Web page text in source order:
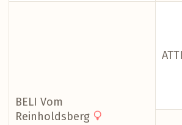
BELI Vom
Reinholdsberg